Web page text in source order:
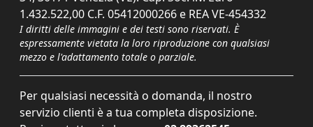
1.432.522,00 C.F. 05412000266 e REA VE-454332
I diritti delle immagini e dei testi sono riservati. È
espressamente vietata la loro riproduzione con qualsiasi
mezzo e l'adattamento totale o parziale.
Per qualsiasi necessità o domanda, il nostro
servizio clienti è a tua completa disposizione.